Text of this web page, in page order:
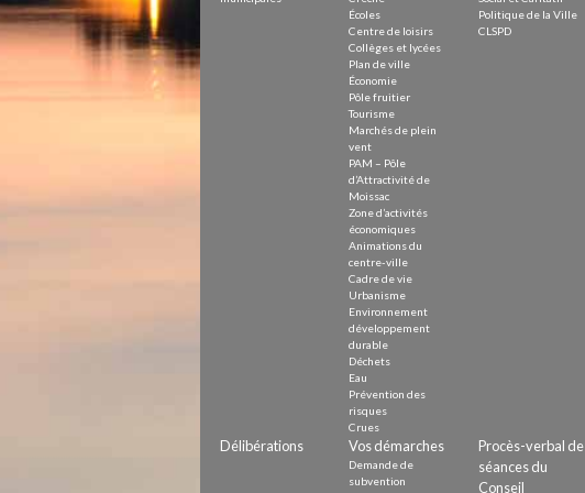
Écoles
Centre de loisirs
Collèges et lycées
Plan de ville
Économie
Pôle fruitier
Tourisme
Marchés de plein
vent
PAM – Pôle
d’Attractivité de
Moissac
Zone d’activités
économiques
Animations du
centre-ville
Cadre de vie
Urbanisme
Environnement
développement
durable
Déchets
Eau
Prévention des
risques
Crues
Politique de la Ville
CLSPD
Délibérations Vos démarches
Demande de
subvention
Procès-verbal de
séances du
Conseil